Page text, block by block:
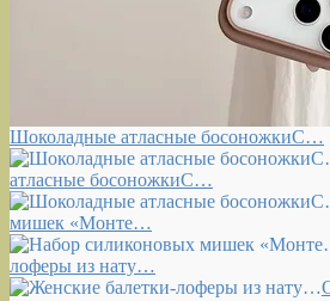
Шоколадные атласные босоножкиС…
атласные босоножкиС…
мишек «Монте…
лоферы из нату…